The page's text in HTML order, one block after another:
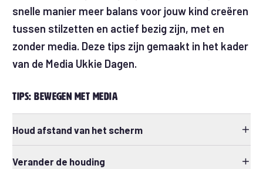
snelle manier meer balans voor jouw kind creëren
tussen stilzetten en actief bezig zijn, met en
zonder media. Deze tips zijn gemaakt in het kader
van de Media Ukkie Dagen.
Tips: bewegen met media
Houd afstand van het scherm
Verander de houding